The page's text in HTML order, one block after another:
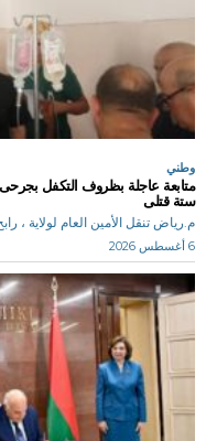
وطني
متابعة عاجلة بظروف التكفل
ستة قتلى
م.رياض تنقل الأمين العام لولاية ، رابح مراد يزة ، المكلف بتسيير شؤون الولاية، فور...
6 أغسطس 2026